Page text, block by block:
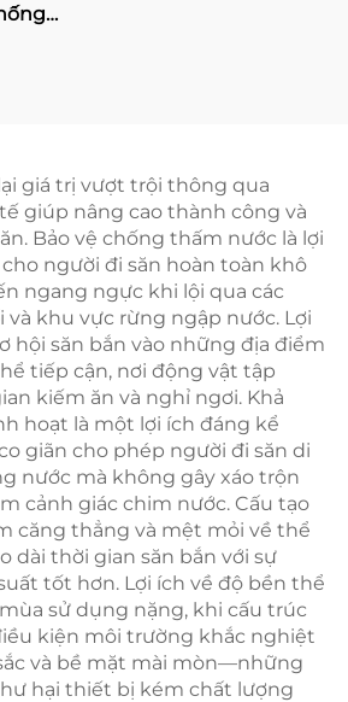
giá trị vượt trội thông qua
giúp nâng cao thành công và
Bảo vệ chống thấm nước là lợi
người đi săn hoàn toàn khô
ngang ngực khi lội qua các
và khu vực rừng ngập nước. Lợi
hội săn bắn vào những địa điểm
tiếp cận, nơi động vật tập
kiếm ăn và nghỉ ngơi. Khả
hoạt là một lợi ích đáng kể
giãn cho phép người đi săn di
nước mà không gây xáo trộn
cảnh giác chim nước. Cấu tạo
căng thẳng và mệt mỏi về thể
dài thời gian săn bắn với sự
tốt hơn. Lợi ích về độ bền thể
sử dụng nặng, khi cấu trúc
kiện môi trường khắc nghiệt
và bề mặt mài mòn—những
hại thiết bị kém chất lượng